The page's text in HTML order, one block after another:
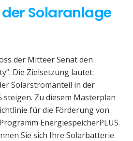
Solaranlage
der Mitteer Senat den
Die Zielsetzung lautet:
Solarstromanteil in der
steigen. Zu diesem Masterplan
für die Förderung von
EnergiespeicherPLUS.
Sie sich Ihre Solarbatterie